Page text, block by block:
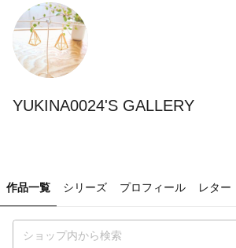
YUKINA0024'S GALLERY
作品一覧 シリーズ プロフィール レター